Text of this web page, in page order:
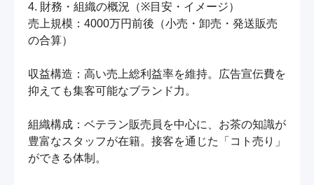
4. 財務・組織の概況（※目安・イメージ）
売上規模：4000万円前後（小売・卸売・発送販売
の合算）
収益構造：高い売上総利益率を維持。広告宣伝費を
抑えても集客可能なブランド力。
組織構成：ベテラン販売員を中心に、お茶の知識が
豊富なスタッフが在籍。接客を通じた「コト売り」
ができる体制。